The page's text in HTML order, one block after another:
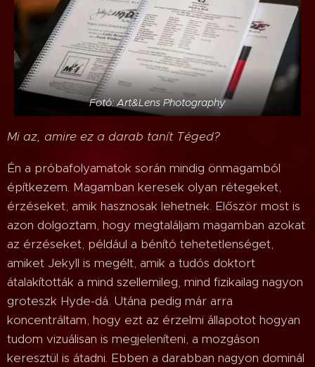
Fotó: Art&Lens Photography
Mi az, amire ez a darab tanít Téged?
Én a próbafolyamatok során mindig önmagamból
építkezem. Magamban keresek olyan rétegeket,
érzéseket, amik hasznosak lehetnek. Először most is
azon dolgoztam, hogy megtaláljam magamban azokat
az érzéseket, például a bénító tehetetlenséget,
amiket Jekyll is megélt, amik a tudós doktort
átalakították a mind szellemileg, mind fizikailag nagyon
groteszk Hyde-dá. Utána pedig már arra
koncentráltam, hogy ezt az érzelmi állapotot hogyan
tudom vizuálisan is megjeleníteni, a mozgáson
keresztül is átadni. Ebben a darabban nagyon dominál